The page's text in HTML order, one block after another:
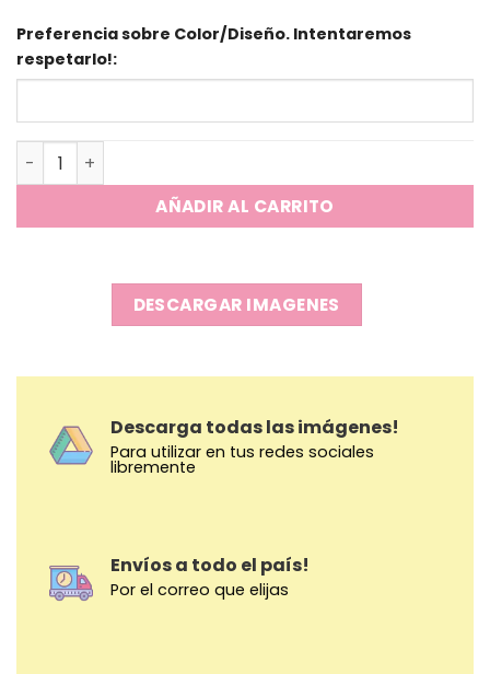
Preferencia sobre Color/Diseño. Intentaremos
respetarlo!:
Tapers Bear & Panda Cute + Tenedor cantidad
AÑADIR AL CARRITO
DESCARGAR IMAGENES
Descarga todas las imágenes!
Para utilizar en tus redes sociales
libremente
Envíos a todo el país!
Por el correo que elijas